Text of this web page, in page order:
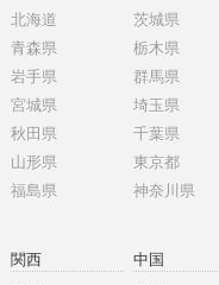
北海道
青森県
岩手県
宮城県
秋田県
山形県
福島県
茨城県
栃木県
群馬県
埼玉県
千葉県
東京都
神奈川県
関西
中国